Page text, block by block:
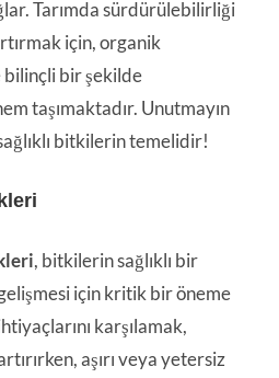
Tarımda sürdürülebilirliği
için, organik
bir şekilde
taşımaktadır. Unutmayın
bitkilerin temelidir!
, bitkilerin sağlıklı bir
için kritik bir öneme
karşılamak,
aşırı veya yetersiz